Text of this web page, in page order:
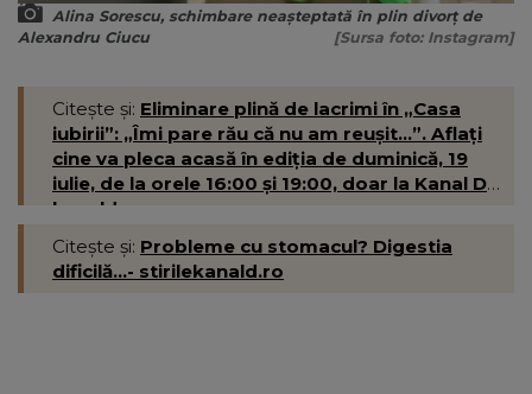
Alina Sorescu, schimbare neașteptată în plin divorț de
Alexandru Ciucu
[Sursa foto: Instagram]
Citește și: Eliminare plină de lacrimi în „Casa
iubirii”: „Îmi pare rău că nu am reușit...”. Aflați
cine va pleca acasă în ediția de duminică, 19
iulie, de la orele 16:00 și 19:00, doar la Kanal D-
kanald.ro
Citește și: Probleme cu stomacul? Digestia
dificilă...- stirilekanald.ro